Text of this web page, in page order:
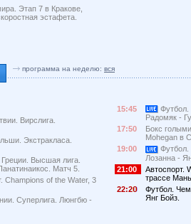
Этап 7 в Кракове,
эстафета.
программа на неделю: вся
Вирслига.
Экстракласа.
Высшая лига.
Матч 5.
Champions of the Water, 3
Суперлига. Люнгбю -
15:45
Футбол.
Радомяк -
17:50
Бокс
Mohegan в
19:00
Футбол.
Лозанна -
21:00
Автоспорт.
трассе
22:2
Футбол.
Янг Бойз.